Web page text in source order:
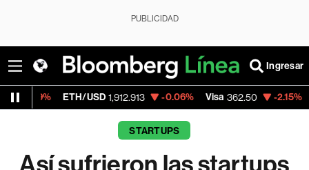
PUBLICIDAD
Ingresar
ETH/USD 1,912.913 -0.06% Visa 362.50 -2.15%
STARTUPS